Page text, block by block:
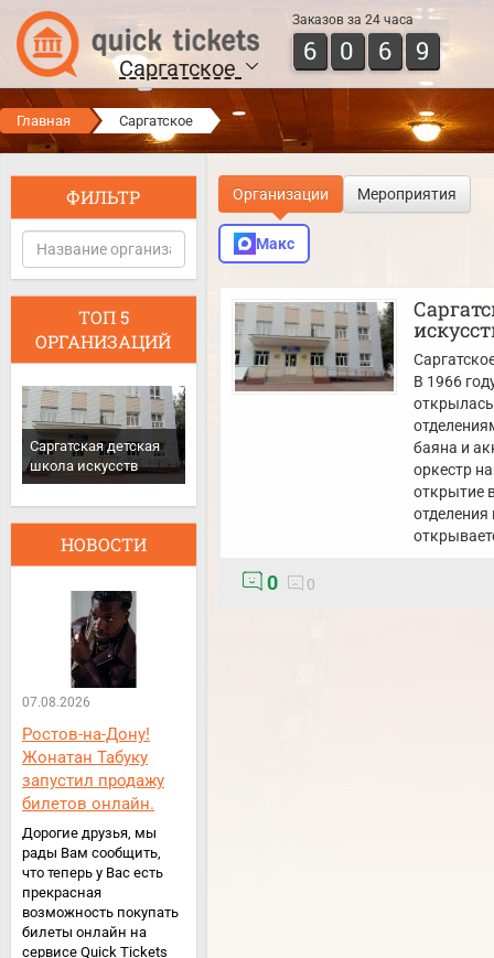
Саргатское
Заказов за 24 часа
6 0 6 9
Главная Саргатское
ФИЛЬТР
ТОП 5
ОРГАНИЗАЦИЙ
Саргатская детская
школа искусств
НОВОСТИ
07.08.2026
Ростов-на-Дону!
Жонатан Табуку
запустил продажу
билетов онлайн.
Дорогие друзья, мы
рады Вам сообщить,
что теперь у Вас есть
прекрасная
возможность покупать
билеты онлайн на
сервисе Quick Tickets
Организации Мероприятия
Макс
В 1966
баяна и
оркестр
открытие
0 0